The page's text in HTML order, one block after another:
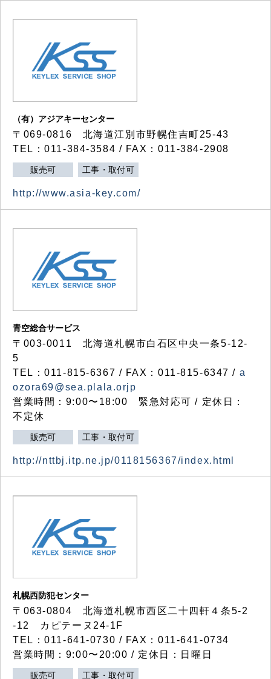
（有）アジアキーセンター
〒069-0816 北海道江別市野幌住吉町25-43
TEL：011-384-3584 / FAX：011-384-2908
販売可 工事・取付可
http://www.asia-key.com/
青空総合サービス
〒003-0011 北海道札幌市白石区中央一条5-12-
5
TEL：011-815-6367 / FAX：011-815-6347 / a
ozora69@sea.plala.orjp
営業時間：9:00〜18:00 緊急対応可 / 定休日：
不定休
販売可 工事・取付可
http://nttbj.itp.ne.jp/0118156367/index.html
札幌西防犯センター
〒063-0804 北海道札幌市西区二十四軒４条5-2
-12 カピテーヌ24-1F
TEL：011-641-0730 / FAX：011-641-0734
営業時間：9:00〜20:00 / 定休日：日曜日
販売可 工事・取付可